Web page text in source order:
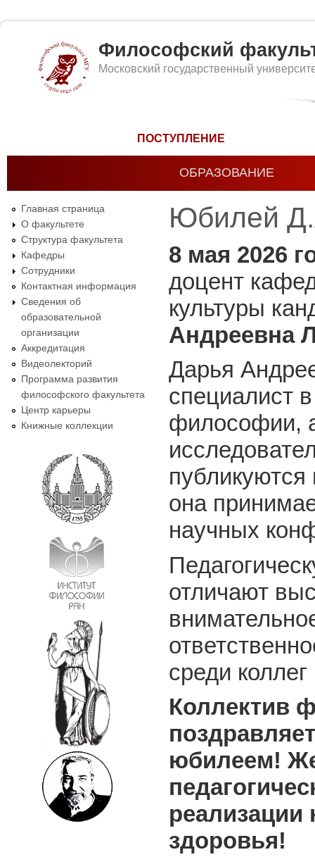
Философский
Московский государственный
ПОСТУПЛЕНИЕ
ОБРАЗОВАНИЕ
Главная страница
О факультете
Структура факультета
Кафедры
Сотрудники
Контактная информация
Сведения об
образовательной
организации
Аккредитация
Видеолекторий
Программа развития
философского факультета
Центр карьеры
Книжные коллекции
Юбилей
8 мая 2026
доцент
культуры
Андреевна
Дарья
специалист
философии,
она
научных
отличают
среди
Коллектив
юбилеем!
реализации
здоровья!